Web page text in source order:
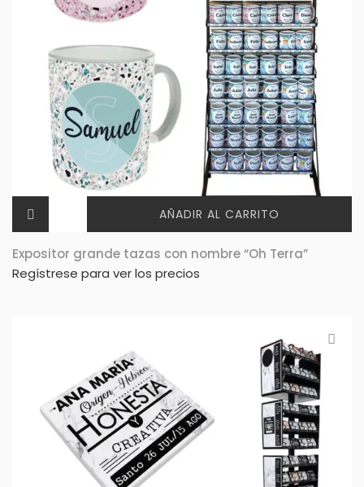
AÑADIR AL CARRITO
Expositor grande tazas con nombre “Oh Terra”
Regístrese para ver los precios